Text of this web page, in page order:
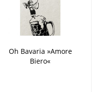
Oh Bavaria »Amore
Biero«